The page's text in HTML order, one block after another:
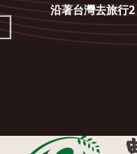
沿著台灣去旅行2